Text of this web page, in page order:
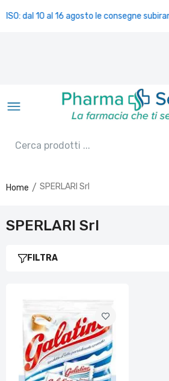
dal 10 al 16 agosto le consegne
€2,00
Home SPERLARI Srl
SPERLARI Srl
FILTRA